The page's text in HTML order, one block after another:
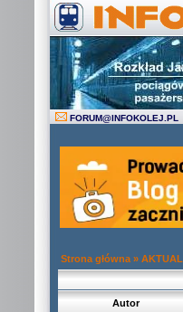
FORUM@INFOKOLEJ.PL
Strona główna »
Autor